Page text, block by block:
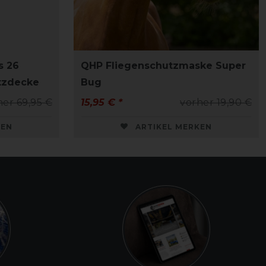
26
69,95 €
QHP Fliegenschutzmaske Super
Bug
vorher 19,90 €
15,95 € *
ARTIKEL MERKEN